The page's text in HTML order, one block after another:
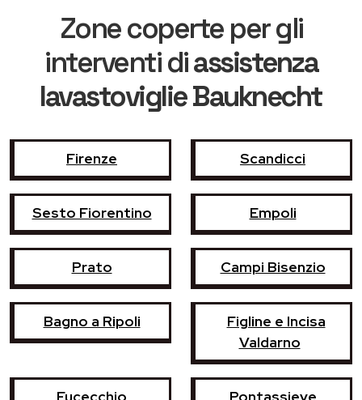
Zone coperte per gli
interventi diassistenza
lavastoviglie Bauknecht
Firenze Scandicci
Sesto Fiorentino Empoli
Prato Campi Bisenzio
Bagno a Ripoli
Figline e Incisa
Valdarno